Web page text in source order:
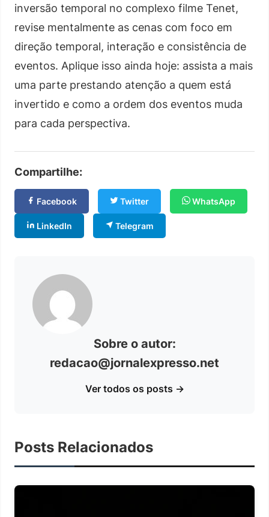
inversão temporal no complexo filme Tenet,
revise mentalmente as cenas com foco em
direção temporal, interação e consistência de
eventos. Aplique isso ainda hoje: assista a mais
uma parte prestando atenção a quem está
invertido e como a ordem dos eventos muda
para cada perspectiva.
Compartilhe:
Facebook Twitter WhatsApp
LinkedIn Telegram
Sobre o autor:
redacao@jornalexpresso.net
Ver todos os posts →
Posts Relacionados